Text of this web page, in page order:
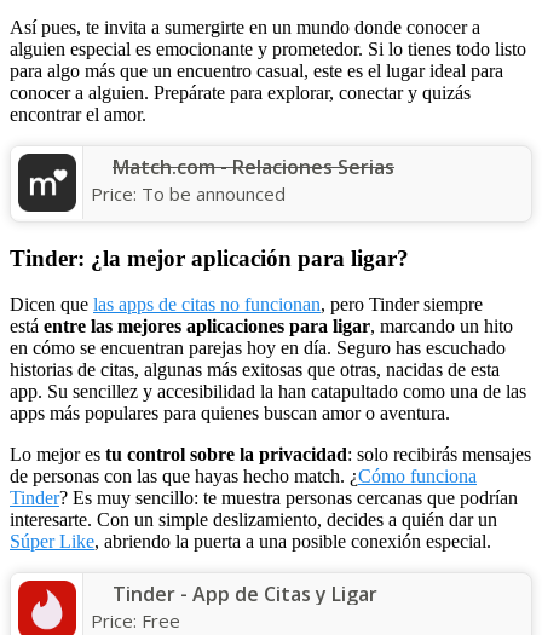
Así pues, te invita a sumergirte en un mundo donde conocer a
alguien especial es emocionante y prometedor. Si lo tienes todo listo
para algo más que un encuentro casual, este es el lugar ideal para
conocer a alguien. Prepárate para explorar, conectar y quizás
encontrar el amor.
Match.com - Relaciones Serias
Price: To be announced
Tinder: ¿la mejor aplicación para ligar?
Dicen que las apps de citas no funcionan, pero Tinder siempre
está entre las mejores aplicaciones para ligar, marcando un hito
en cómo se encuentran parejas hoy en día. Seguro has escuchado
historias de citas, algunas más exitosas que otras, nacidas de esta
app. Su sencillez y accesibilidad la han catapultado como una de las
apps más populares para quienes buscan amor o aventura.
Lo mejor es tu control sobre la privacidad: solo recibirás mensajes
de personas con las que hayas hecho match. ¿Cómo funciona
Tinder? Es muy sencillo: te muestra personas cercanas que podrían
interesarte. Con un simple deslizamiento, decides a quién dar un
Súper Like, abriendo la puerta a una posible conexión especial.
Tinder - App de Citas y Ligar
Price: Free